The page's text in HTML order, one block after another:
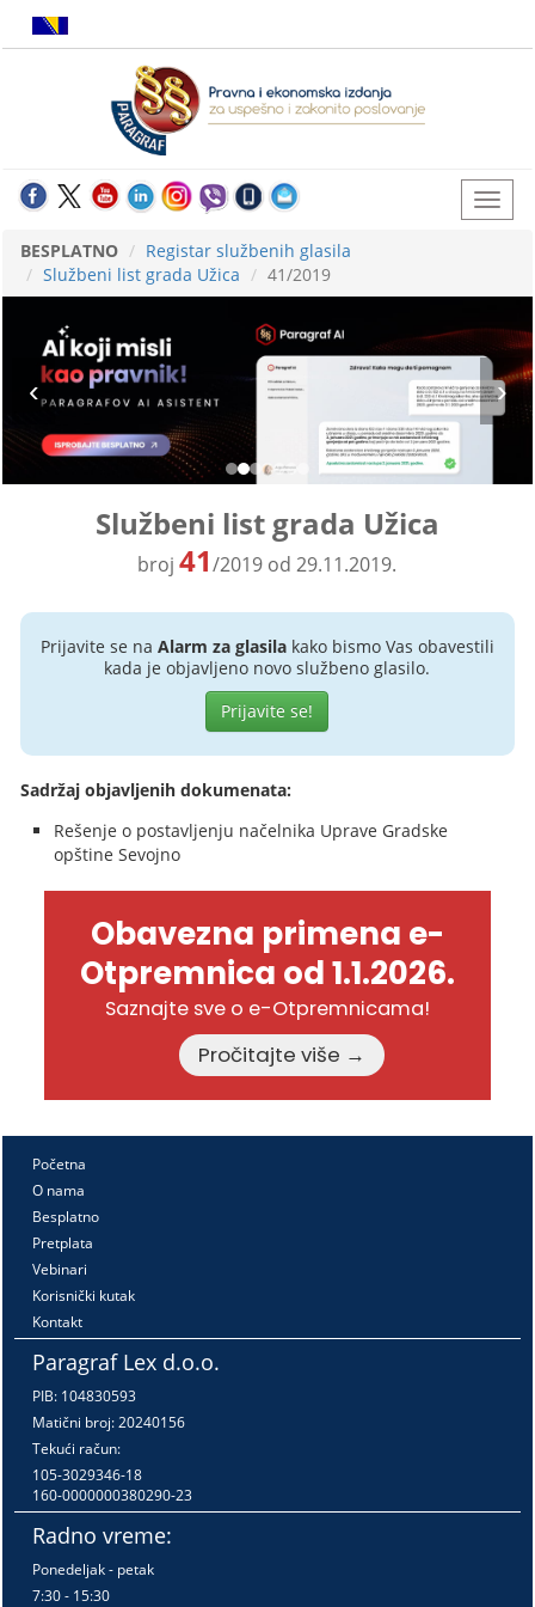
BESPLATNO
Registar službenih glasila
Službeni list grada Užica
41/2019
Službeni list grada Užica
broj41/2019 od 29.11.2019.
Prijavite se na Alarm za glasilakako bismo Vas obavestili
kada je objavljeno novo službeno glasilo.
Prijavite se!
Sadržaj objavljenih dokumenata:
Rešenje o postavljenju načelnika Uprave Gradske
opštine Sevojno
Obavezna primena e-
Otpremnica od 1.1.2026.
Saznajte sve o e-Otpremnicama!
Pročitajte više →
Početna
O nama
Besplatno
Pretplata
Vebinari
Korisnički kutak
Kontakt
Paragraf Lex d.o.o.
PIB: 104830593
Matični broj: 20240156
Tekući račun:
105-3029346-18
160-0000000380290-23
Radno vreme:
Ponedeljak - petak
7:30 - 15:30